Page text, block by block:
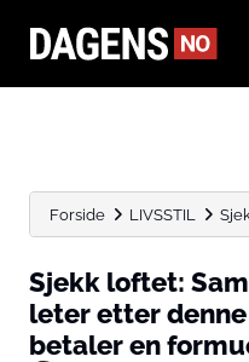
Forside LIVSSTIL
Sjekk loftet:
leter etter
betaler en